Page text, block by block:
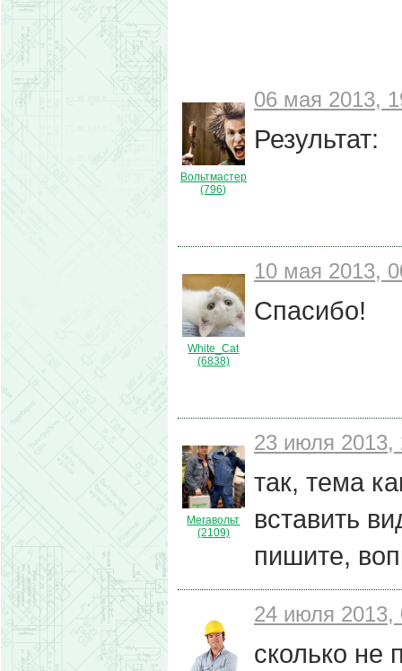
Вольтмастер
(796)
06 мая 2013,
Результат:
White_Cat
(6838)
10 мая 2013,
Спасибо!
Мегавольт
(2109)
23 июля 2013,
так, тема
вставить
пишите,
24 июля 2013,
сколько не